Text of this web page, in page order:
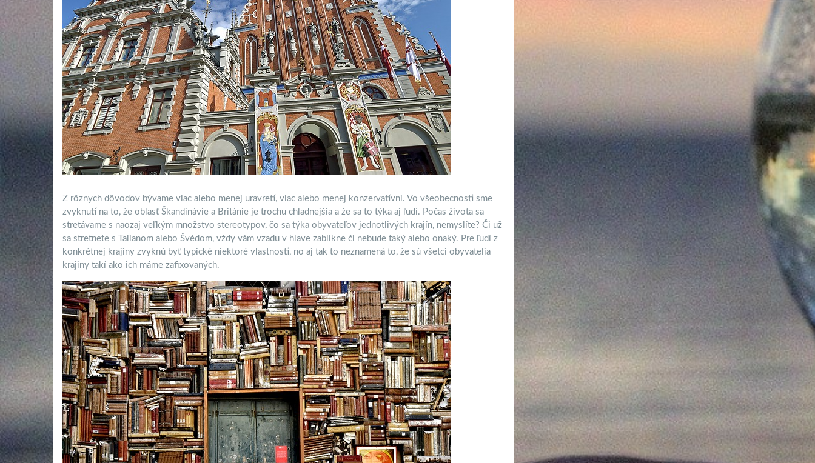
Z rôznych dôvodov bývame viac alebo menej uravretí, viac alebo menej konzervatívni. Vo všeobecnosti sme
zvyknutí na to, že oblasť Škandinávie a Británie je trochu chladnejšia a že sa to týka aj ľudí. Počas života sa
stretávame s naozaj veľkým množstvo stereotypov, čo sa týka obyvateľov jednotlivých krajín, nemyslíte? Či už
sa stretnete s Talianom alebo Švédom, vždy vám vzadu v hlave zablikne či nebude taký alebo onaký. Pre ľudí z
konkrétnej krajiny zvyknú byť typické niektoré vlastnosti, no aj tak to neznamená to, že sú všetci obyvatelia
krajiny takí ako ich máme zafixovaných.